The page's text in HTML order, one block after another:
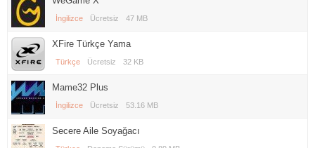
İngilizce Ücretsiz 47 MB
XFire Türkçe Yama
Türkçe Ücretsiz 32 KB
Mame32 Plus
İngilizce Ücretsiz 53.16 MB
Secere Aile Soyağacı